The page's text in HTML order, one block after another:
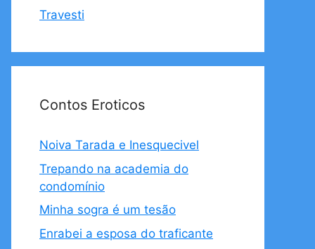
Travesti
Contos Eroticos
Noiva Tarada e Inesquecivel
Trepando na academia do
condomínio
Minha sogra é um tesão
Enrabei a esposa do traficante